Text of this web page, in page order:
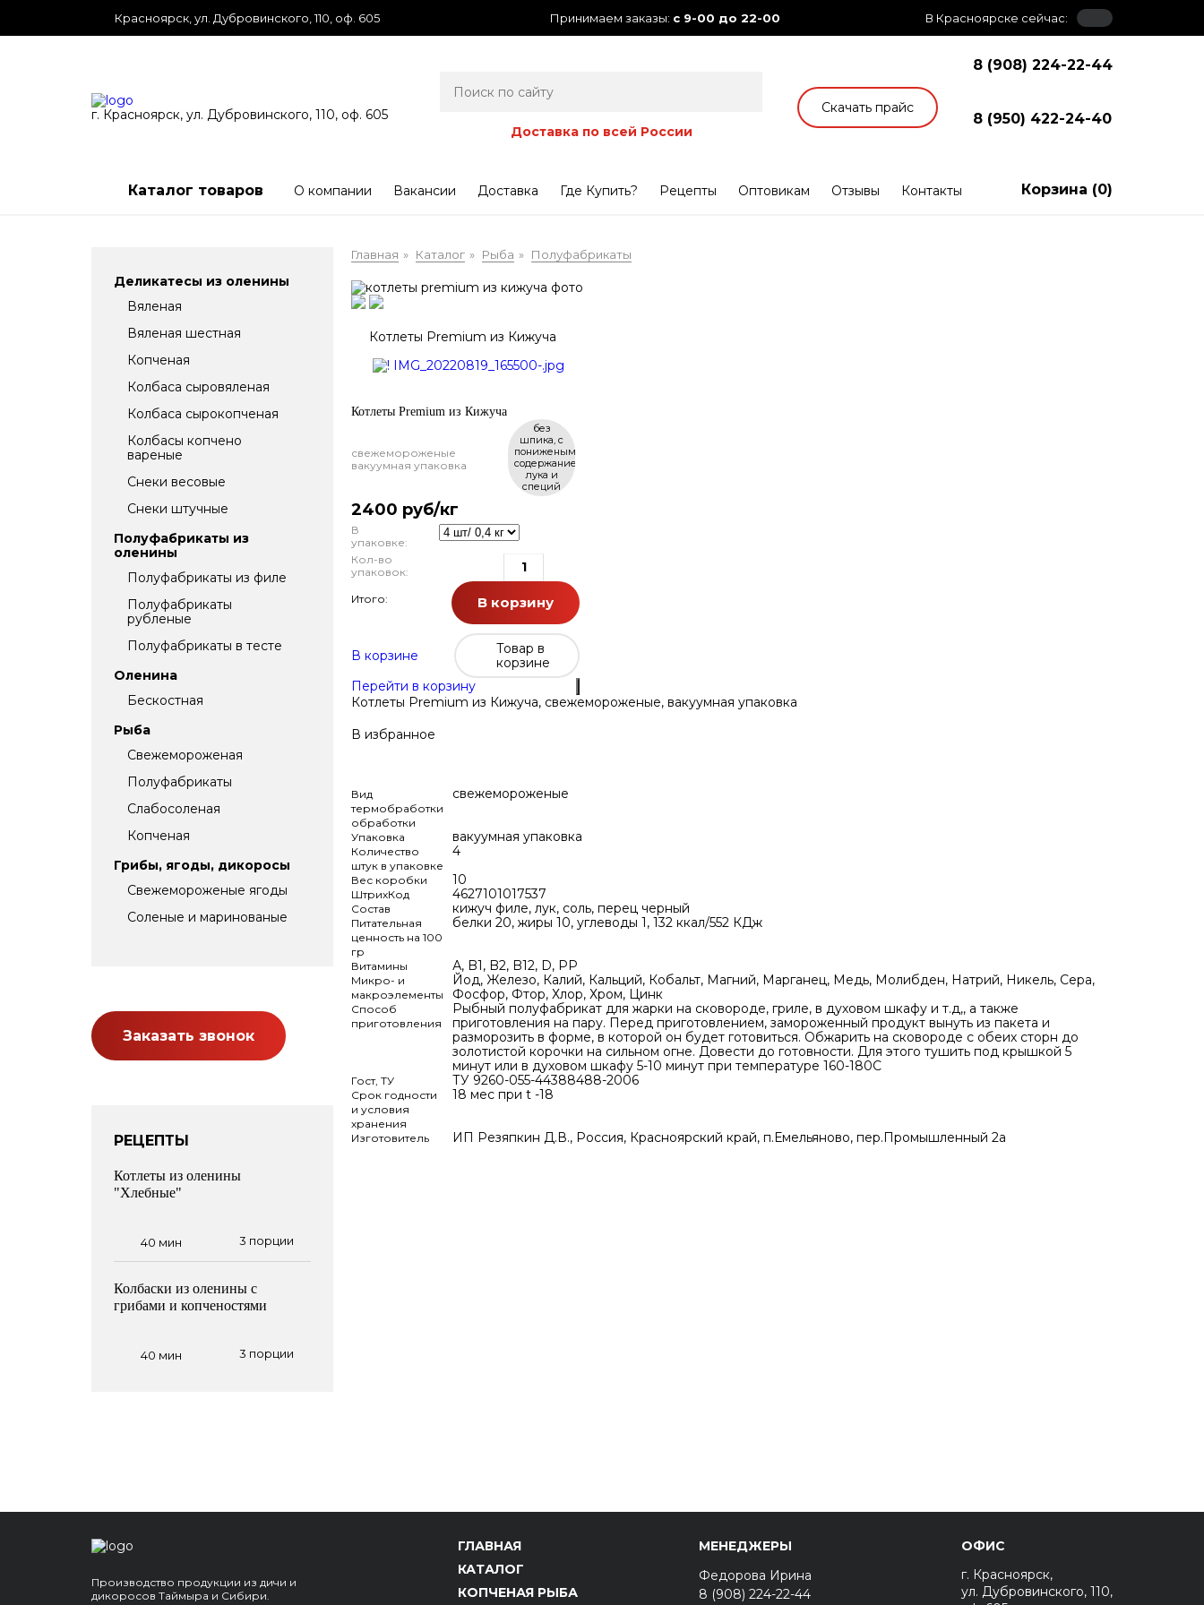
Красноярск, ул. Дубровинского, 110, оф. 605 Принимаем заказы: с 9-00 до 22-00 В Красноярске сейчас:
г. Красноярск, ул. Дубровинского, 110, оф. 605
Доставка по всей России
Скачать прайс
8 (908) 224-22-44
8 (950) 422-24-40
Каталог товаров О компании Вакансии Доставка Где Купить? Рецепты Оптовикам Отзывы Контакты Корзина (0)
Деликатесы из оленины
Вяленая
Вяленая шестная
Копченая
Колбаса сыровяленая
Колбаса сырокопченая
Колбасы копчено
вареные
Снеки весовые
Снеки штучные
Полуфабрикаты из
оленины
Полуфабрикаты из филе
Полуфабрикаты
рубленые
Полуфабрикаты в тесте
Оленина
Бескостная
Рыба
Свежемороженая
Полуфабрикаты
Слабосоленая
Копченая
Грибы, ягоды, дикоросы
Свежемороженые ягоды
Соленые и маринованые
Заказать звонок
РЕЦЕПТЫ
Котлеты из оленины
"Хлебные"
40 мин 3 порции
Колбаски из оленины с
грибами и копченостями
40 мин 3 порции
Главная » Каталог » Рыба » Полуфабрикаты
Котлеты Premium из Кижуча
Котлеты Premium из Кижуча
свежемороженые
вакуумная упаковка
без
шпика, с
пониженым
содержанием
лука и
специй
2400 руб/кг
В
упаковке:
Кол-во
упаковок:
Итого:
В корзину
В корзине
Товар в
корзине
Перейти в корзину
Котлеты Premium из Кижуча, свежемороженые, вакуумная упаковка
В избранное
Вид
термобработки
обработки
свежемороженые
Упаковка вакуумная упаковка
Количество
штук в упаковке
4
Вес коробки 10
ШтрихКод 4627101017537
Состав кижуч филе, лук, соль, перец черный
Питательная
ценность на 100
гр
белки 20, жиры 10, углеводы 1, 132 ккал/552 КДж
Витамины А, B1, B2, B12, D, РР
Микро- и
макроэлементы
Йод, Железо, Калий, Кальций, Кобальт, Магний, Марганец, Медь, Молибден, Натрий, Никель, Сера,
Фосфор, Фтор, Хлор, Хром, Цинк
Способ
приготовления
Рыбный полуфабрикат для жарки на сковороде, гриле, в духовом шкафу и т.д,, а также
приготовления на пару. Перед приготовлением, замороженный продукт вынуть из пакета и
разморозить в форме, в которой он будет готовиться. Обжарить на сковороде с обеих сторн до
золотистой корочки на сильном огне. Довести до готовности. Для этого тушить под крышкой 5
минут или в духовом шкафу 5-10 минут при температуре 160-180C
Гост, ТУ ТУ 9260-055-44388488-2006
Срок годности
и условия
хранения
18 мес при t -18
Изготовитель ИП Резяпкин Д.В., Россия, Красноярский край, п.Емельяново, пер.Промышленный 2а
Производство продукции из дичи и
дикоросов Таймыра и Сибири.
ГЛАВНАЯ
КАТАЛОГ
КОПЧЕНАЯ РЫБА
МЕНЕДЖЕРЫ
Федорова Ирина
8 (908) 224-22-44
ОФИС
г. Красноярск,
ул. Дубровинского, 110,